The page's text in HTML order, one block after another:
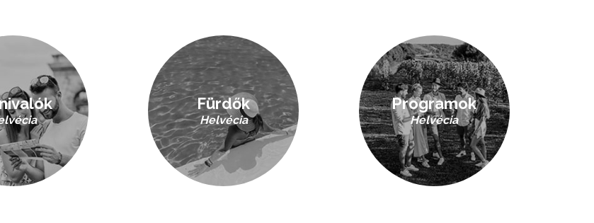
Fürdők
Helvécia
Programok
Helvécia